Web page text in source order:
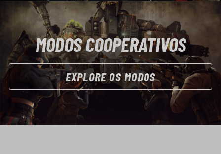
MODOS COOPERATIVOS
EXPLORE OS MODOS